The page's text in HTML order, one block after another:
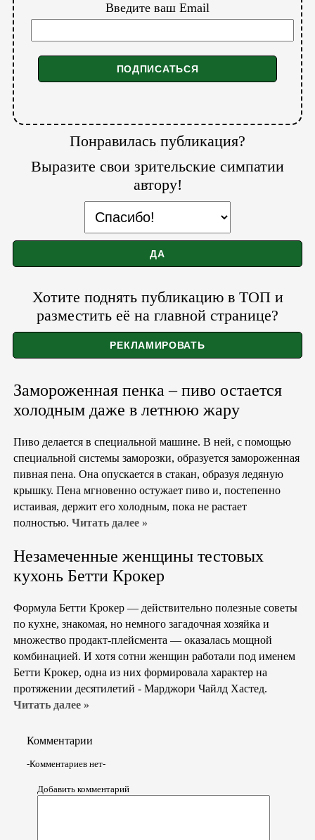
Введите ваш Email
Понравилась публикация?
Выразите свои зрительские симпатии
автору!
Хотите поднять публикацию в ТОП и
разместить её на главной странице?
Замороженная пенка – пиво остается
холодным даже в летнюю жару
Пиво делается в специальной машине. В ней, с помощью
специальной системы заморозки, образуется замороженная
пивная пена. Она опускается в стакан, образуя ледяную
крышку. Пена мгновенно остужает пиво и, постепенно
истаивая, держит его холодным, пока не растает
полностью. Читать далее »
Незамеченные женщины тестовых
кухонь Бетти Крокер
Формула Бетти Крокер — действительно полезные советы
по кухне, знакомая, но немного загадочная хозяйка и
множество продакт-плейсмента — оказалась мощной
комбинацией. И хотя сотни женщин работали под именем
Бетти Крокер, одна из них формировала характер на
протяжении десятилетий - Марджори Чайлд Хастед.
Читать далее »
Комментарии
-Комментариев нет-
Добавить комментарий